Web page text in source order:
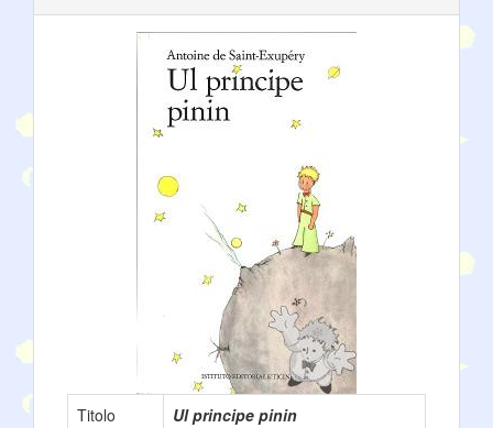
Titolo
Ul principe pinin